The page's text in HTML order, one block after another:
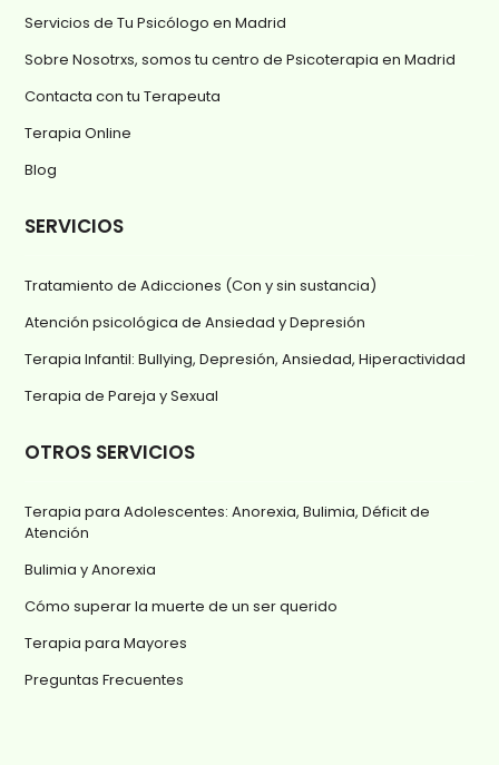
Servicios de Tu Psicólogo en Madrid
Sobre Nosotrxs, somos tu centro de Psicoterapia en Madrid
Contacta con tu Terapeuta
Terapia Online
Blog
SERVICIOS
Tratamiento de Adicciones (Con y sin sustancia)
Atención psicológica de Ansiedad y Depresión
Terapia Infantil: Bullying, Depresión, Ansiedad, Hiperactividad
Terapia de Pareja y Sexual
OTROS SERVICIOS
Terapia para Adolescentes: Anorexia, Bulimia, Déficit de
Atención
Bulimia y Anorexia
Cómo superar la muerte de un ser querido
Terapia para Mayores
Preguntas Frecuentes